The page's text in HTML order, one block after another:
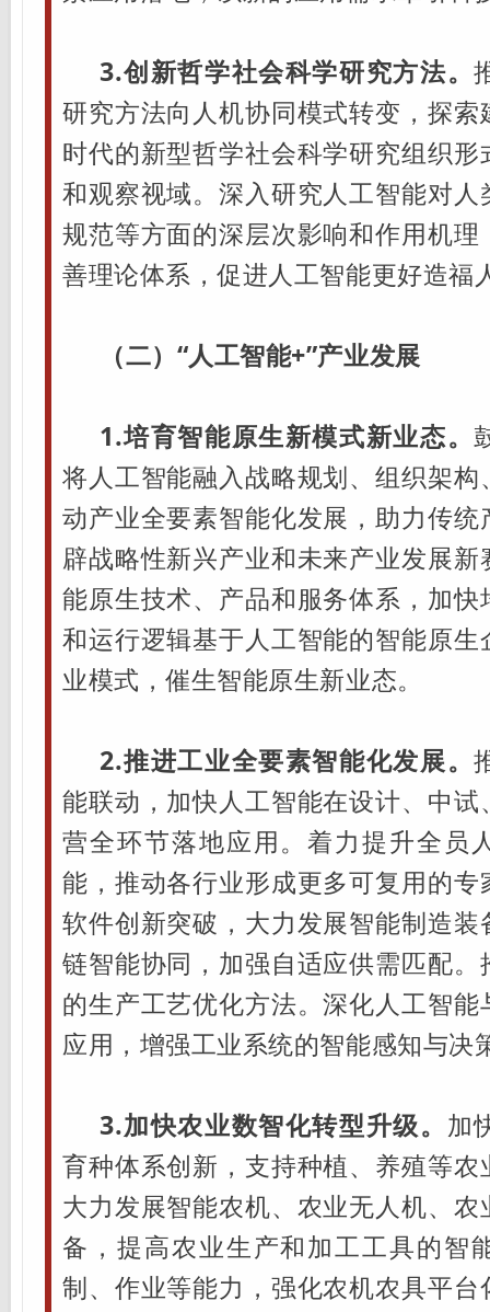
3.创新哲学社会科学研究方法。
研究方法向人机协同模式转变，探
时代的新型哲学社会科学研究组织
和观察视域。深入研究人工智能对
规范等方面的深层次影响和作用机
善理论体系，促进人工智能更好造福
（二）“人工智能+”产业发展
1.培育智能原生新模式新业态。
将人工智能融入战略规划、组织架
动产业全要素智能化发展，助力传
辟战略性新兴产业和未来产业发展
能原生技术、产品和服务体系，加
和运行逻辑基于人工智能的智能原
业模式，催生智能原生新业态。
2.推进工业全要素智能化发展。
能联动，加快人工智能在设计、中
营全环节落地应用。着力提升全员
能，推动各行业形成更多可复用的
软件创新突破，大力发展智能制造
链智能协同，加强自适应供需匹配
的生产工艺优化方法。深化人工智
应用，增强工业系统的智能感知与决
3.加快农业数智化转型升级。 加
育种体系创新，支持种植、养殖等
大力发展智能农机、农业无人机、
备，提高农业生产和加工工具的智
制、作业等能力，强化农机农具平